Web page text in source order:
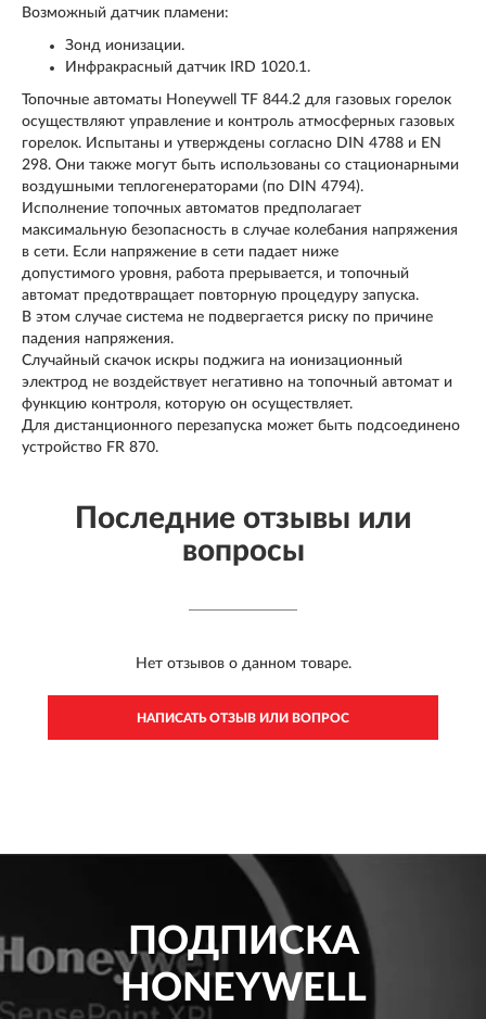
Возможный датчик пламени:
Зонд ионизации.
Инфракрасный датчик IRD 1020.1.
Топочные автоматы Honeywell TF 844.2 для газовых горелок
осуществляют управление и контроль атмосферных газовых
горелок. Испытаны и утверждены согласно DIN 4788 и EN
298. Они также могут быть использованы со стационарными
воздушными теплогенераторами (по DIN 4794).
Исполнение топочных автоматов предполагает
максимальную безопасность в случае колебания напряжения
в сети. Если напряжение в сети падает ниже
допустимого уровня, работа прерывается, и топочный
автомат предотвращает повторную процедуру запуска.
В этом случае система не подвергается риску по причине
падения напряжения.
Случайный скачок искры поджига на ионизационный
электрод не воздействует негативно на топочный автомат и
функцию контроля, которую он осуществляет.
Для дистанционного перезапуска может быть подсоединено
устройство FR 870.
Последние отзывы или
вопросы
Нет отзывов о данном товаре.
НАПИСАТЬ ОТЗЫВ ИЛИ ВОПРОС
ПОДПИСКА
HONEYWELL